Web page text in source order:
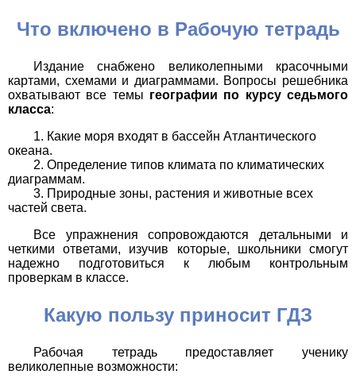
Что включено в Рабочую тетрадь
Издание снабжено великолепными красочными
картами, схемами и диаграммами. Вопросы решебника
охватывают все темы географии по курсу седьмого
класса:
Какие моря входят в бассейн Атлантического
океана.
Определение типов климата по климатических
диаграммам.
Природные зоны, растения и животные всех
частей света.
Все упражнения сопровождаются детальными и
четкими ответами, изучив которые, школьники смогут
надежно подготовиться к любым контрольным
проверкам в классе.
Какую пользу приносит ГДЗ
Рабочая тетрадь предоставляет ученику
великолепные возможности: